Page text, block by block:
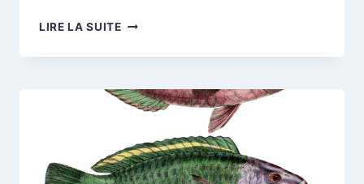
LIRE LA SUITETITRE
LES
DE
L’HUILE
POISSON
POUR
LA